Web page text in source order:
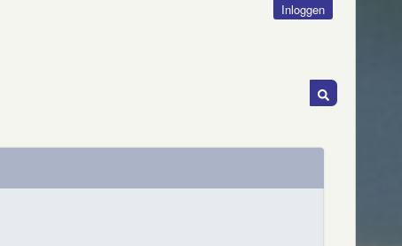
Inloggen